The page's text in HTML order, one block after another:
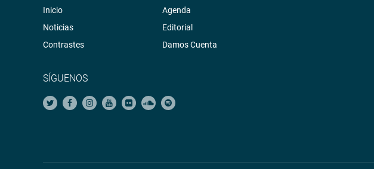
Inicio
Noticias
Contrastes
Agenda
Editorial
Damos Cuenta
SÍGUENOS